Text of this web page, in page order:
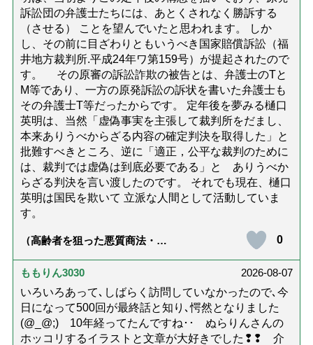
訴訟団の弁護士たちには、あとくされなく勝訴する
（させる） ことを望んでいたと思われます。 しか
し、その前に目ざわりともいうべき国家賠償訴訟（福
井地方裁判所.平成24年ワ第159号）が提起されたので
す。 その原審の訴訟詐欺の被告とは、弁護士のTと
M等であり、一方の原発訴訟の訴状を書いた弁護士も
その弁護士T等だったからです。 定年後を夢みる樋口
英明は、当然「虚偽事実を主張して裁判所をだまし、
本来ありうべからざる内容の確定判決を取得した」と
批難すべきところ、逆に「適正，公平な裁判のために
は、裁判では虚偽は到底必要である」と ありうべか
らざる判決を言い渡したのです。 それでも現在、樋口
英明は国民を欺いて 立派な人間として活動していま
す。
（高齢者を狙った悪質商法・訪
ないための4つの対策「騙されや
すい人の特徴は？」【社会福祉
0
ももりん3030
2026-08-07
いろいろあって､しばらく訪問していなかったので､今
日になって500回が最終話と知り､愕然となりました
(@_@;) 10年経ってたんですね･･ ぬらりんさんの
ホッコリするイラストと文章が大好きでした❢❢ 介